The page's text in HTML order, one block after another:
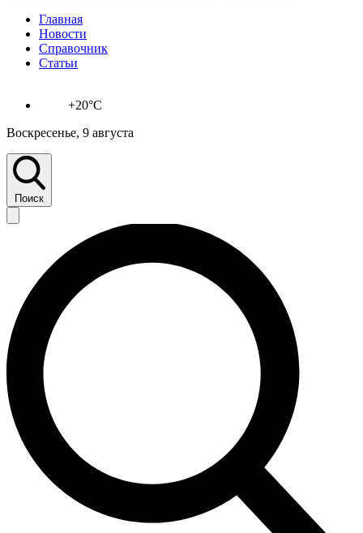
Главная
Новости
Справочник
Статьи
+20°C
Воскресенье, 9 августа
Поиск